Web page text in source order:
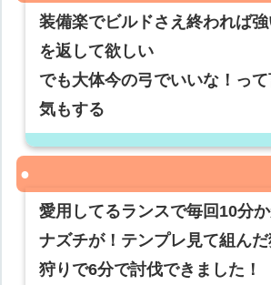
装備楽でビルドさえ終われば
を返して欲しい
でも大体今の弓でいいな！っ
気もする
愛用してるランスで毎回10分
ナズチが！テンプレ見て組ん
狩りで6分で討伐できました！